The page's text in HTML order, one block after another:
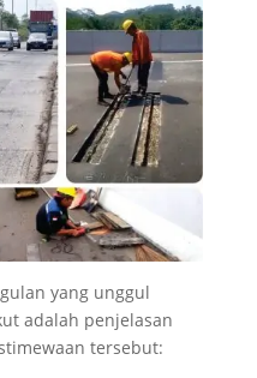
yang unggul
adalah penjelasan
tersebut: